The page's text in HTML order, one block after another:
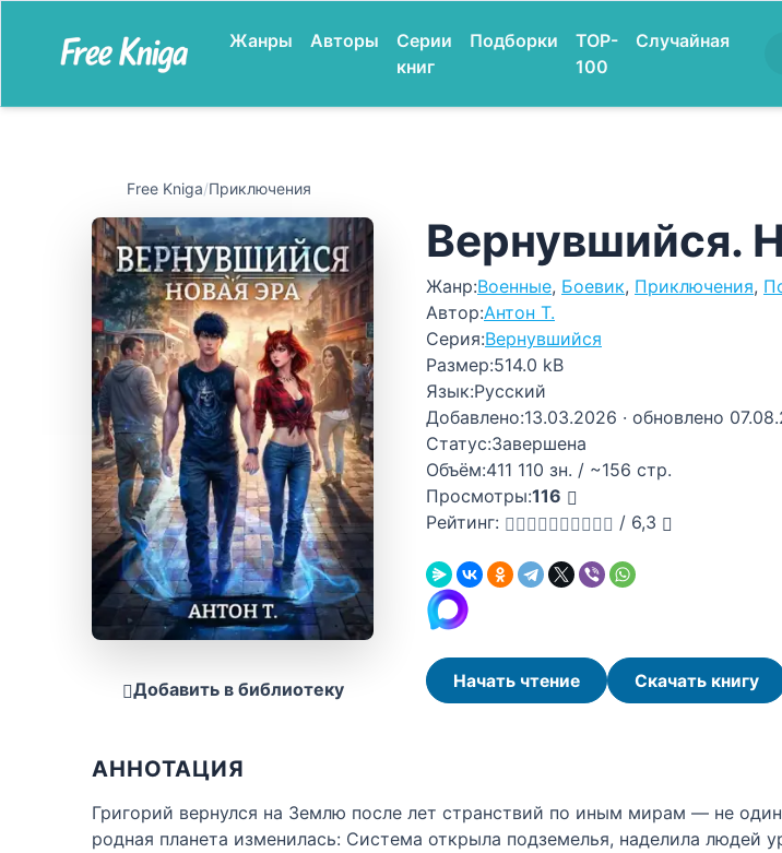
Жанры Авторы
Серии
книг
Подборки
TOP-
100
Случайная
Free Kniga/Приключения
Добавить в библиотеку
Вернувшийся.
Жанр:Военные, Боевик, Приключения,
Автор:Антон Т.
Серия:Вернувшийся
Размер:514.0 kB
Язык:Русский
Добавлено:13.03.2026 · обновлено
Статус:Завершена
Объём:411 110 зн. / ~156 стр.
Просмотры:116
Рейтинг:
/ 6,3
Начать чтение Скачать книгу
АННОТАЦИЯ
Григорий вернулся на Землю после лет странствий по иным мирам — не
родная планета изменилась: Система открыла подземелья, наделила людей